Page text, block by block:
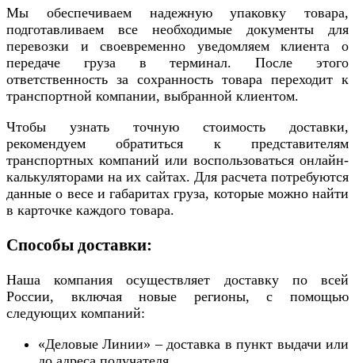
Мы обеспечиваем надежную упаковку товара,
подготавливаем все необходимые документы для
перевозки и своевременно уведомляем клиента о
передаче груза в терминал. После этого
ответственность за сохранность товара переходит к
транспортной компании, выбранной клиентом.
Чтобы узнать точную стоимость доставки,
рекомендуем обратиться к представителям
транспортных компаний или воспользоваться онлайн-
калькуляторами на их сайтах. Для расчета потребуются
данные о весе и габаритах груза, которые можно найти
в карточке каждого товара.
Способы доставки:
Наша компания осуществляет доставку по всей
России, включая новые регионы, с помощью
следующих компаний:
«Деловые Линии» – доставка в пункт выдачи или